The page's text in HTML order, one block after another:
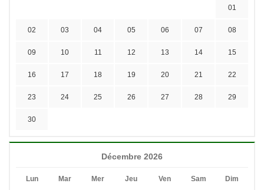
01
02 03 04 05 06 07 08
09 10 11 12 13 14 15
16 17 18 19 20 21 22
23 24 25 26 27 28 29
30
Décembre 2026
Lun Mar Mer Jeu Ven Sam Dim